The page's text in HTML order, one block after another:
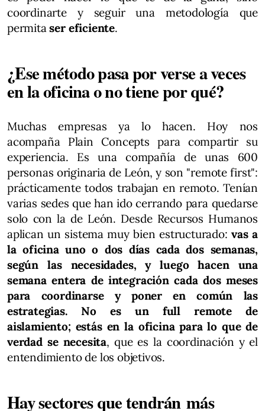
coordinarte y seguir una metodología que
permitaser eficiente.
¿Ese método pasa por verse a veces
en la oficina o no tiene por qué?
Muchas empresas ya lo hacen. Hoy nos
acompaña Plain Concepts para compartir su
experiencia. Es una compañía de unas 600
personas originaria de León, y son "remote first":
prácticamente todos trabajan en remoto. Tenían
varias sedes que han ido cerrando para quedarse
solo con la de León. Desde Recursos Humanos
aplican un sistema muy bien estructurado: vas a
la oficina uno o dos días cada dos semanas,
según las necesidades, y luego hacen una
semana entera de integración cada dos meses
para coordinarse y poner en común las
estrategias. No es un full remote de
aislamiento; estás en la oficina para lo que de
verdad se necesita, que es la coordinación y el
entendimiento de los objetivos.
Hay sectores que tendrán más